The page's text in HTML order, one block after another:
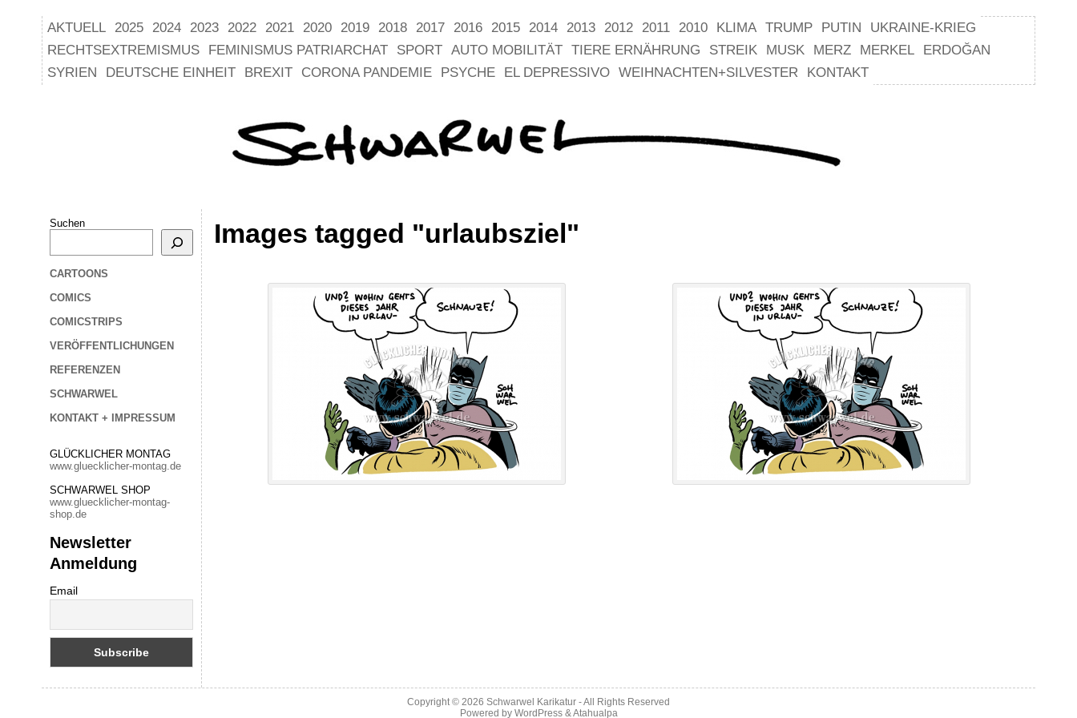
AKTUELL 2025 2024 2023 2022 2021 2020 2019 2018 2017 2016 2015 2014 2013 2012 2011 2010 KLIMA TRUMP PUTIN
UKRAINE-KRIEG
RECHTSEXTREMISMUS
FEMINISMUS PATRIARCHAT SPORT AUTO MOBILITÄT TIERE ERNÄHRUNG STREIK MUSK MERZ MERKEL
ERDOĞAN
SYRIEN
DEUTSCHE EINHEIT BREXIT CORONA PANDEMIE PSYCHE EL DEPRESSIVO WEIHNACHTEN+SILVESTER KONTAKT
Suchen
CARTOONS
COMICS
COMICSTRIPS
VERÖFFENTLICHUNGEN
REFERENZEN
SCHWARWEL
KONTAKT + IMPRESSUM
GLÜCKLICHER MONTAG
www.gluecklicher-montag.de
SCHWARWEL SHOP
www.gluecklicher-montag-
shop.de
Newsletter
Anmeldung
Email
Images tagged "urlaubsziel"
Copyright © 2026 Schwarwel Karikatur - All Rights Reserved
Powered by WordPress&Atahualpa